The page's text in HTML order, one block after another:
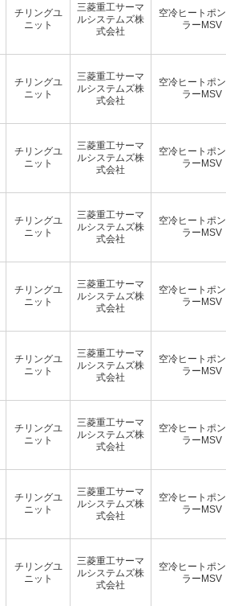
チリングユ
ニット
三菱重工サーマ
ルシステムズ株
式会社
空冷ヒートポ
ラーMSV
チリングユ
ニット
三菱重工サーマ
ルシステムズ株
式会社
空冷ヒートポ
ラーMSV
チリングユ
ニット
三菱重工サーマ
ルシステムズ株
式会社
空冷ヒートポ
ラーMSV
チリングユ
ニット
三菱重工サーマ
ルシステムズ株
式会社
空冷ヒートポ
ラーMSV
チリングユ
ニット
三菱重工サーマ
ルシステムズ株
式会社
空冷ヒートポ
ラーMSV
チリングユ
ニット
三菱重工サーマ
ルシステムズ株
式会社
空冷ヒートポ
ラーMSV
チリングユ
ニット
三菱重工サーマ
ルシステムズ株
式会社
空冷ヒートポ
ラーMSV
チリングユ
ニット
三菱重工サーマ
ルシステムズ株
式会社
空冷ヒートポ
ラーMSV
チリングユ
ニット
三菱重工サーマ
ルシステムズ株
式会社
空冷ヒートポ
ラーMSV